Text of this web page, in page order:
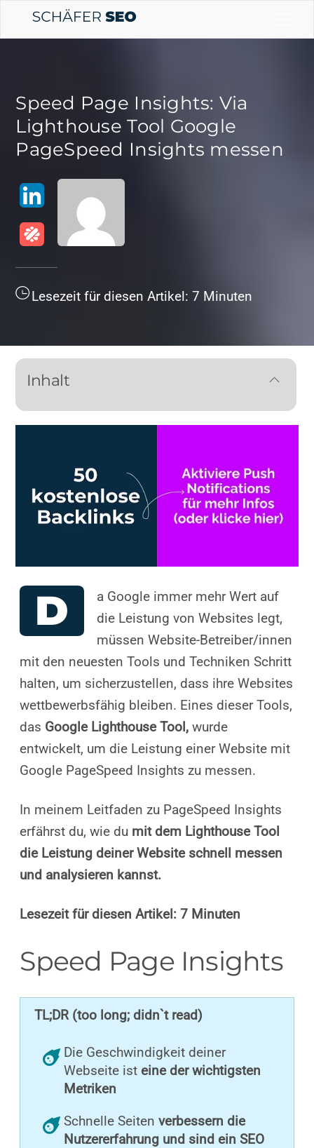
Speed Page Insights: Via
Lighthouse Tool Google
PageSpeed Insights messen
LinkedIn
malt
Lesezeit für diesen Artikel: 7 Minuten
Inhalt
D
a Google immer mehr Wert auf
die Leistung von Websites legt,
müssen Website-Betreiber/innen
mit den neuesten Tools und Techniken Schritt
halten, um sicherzustellen, dass ihre Websites
wettbewerbsfähig bleiben. Eines dieser Tools,
das Google Lighthouse Tool, wurde
entwickelt, um die Leistung einer Website mit
Google PageSpeed Insights zu messen.
In meinem Leitfaden zu PageSpeed Insights
erfährst du, wie du mit dem Lighthouse Tool
die Leistung deiner Website schnell messen
und analysieren kannst.
Lesezeit für diesen Artikel: 7 Minuten
Speed Page Insights
TL;DR (too long; didn`t read)
Die Geschwindigkeit deiner
Webseite ist eine der wichtigsten
Metriken
Schnelle Seiten verbessern die
Nutzererfahrung und sind ein SEO